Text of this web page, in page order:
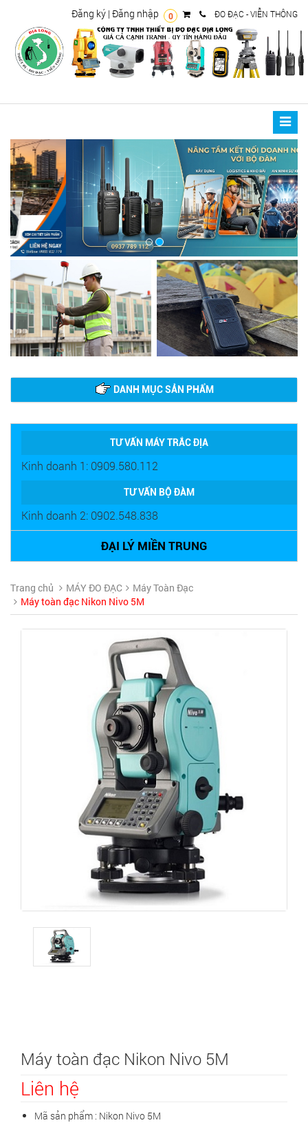
0 ĐO ĐẠC - VIỄN THÔNG
Đăng ký | Đăng nhập
Toggle
DANH MỤC SẢN PHẨM
TƯ VẤN MÁY TRẮC ĐỊA
Kinh doanh 1: 0909.580.112
TƯ VẤN BỘ ĐÀM
Kinh doanh 2: 0902.548.838
ĐẠI LÝ MIỀN TRUNG
Trang chủ MÁY ĐO ĐẠC
Máy Toàn Đạc
Máy toàn đạc Nikon Nivo 5M
Máy toàn đạc Nikon Nivo 5M
Liên hệ
Mã sản phẩm : Nikon Nivo 5M